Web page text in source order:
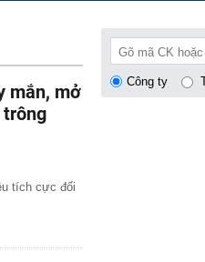
mắn, mở
trông
tích cực đối
Công ty